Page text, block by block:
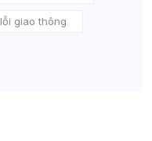
lỗi giao thông